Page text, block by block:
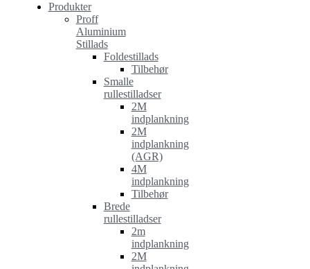
Produkter
Proff
Aluminium
Stillads
Foldestillads
Tilbehør
Smalle
rullestilladser
2M
indplankning
2M
indplankning
(AGR)
4M
indplankning
Tilbehør
Brede
rullestilladser
2m
indplankning
2M